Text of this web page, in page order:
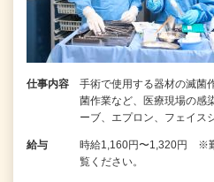
仕事内容
手術で使用する器材の滅菌
菌作業など、医療現場の感
ーブ、エプロン、フェイス
給与
時給1,160円〜1,320円 ※
覧ください。